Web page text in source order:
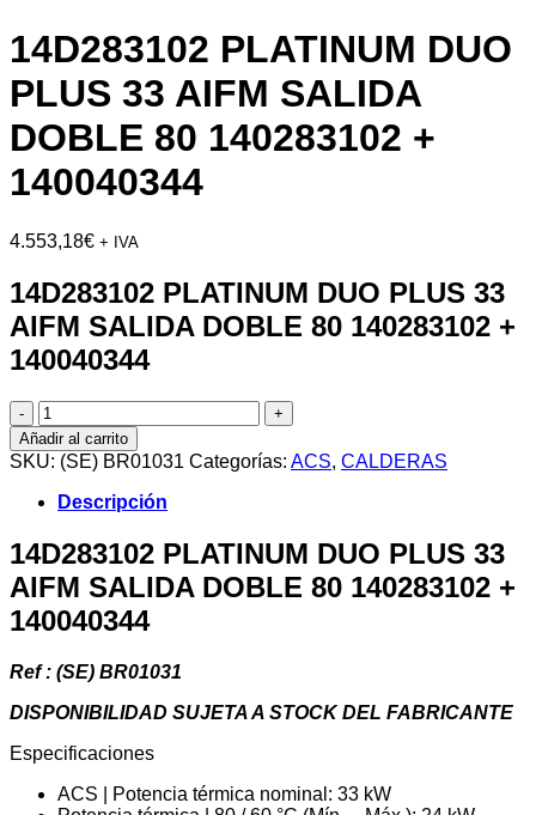
14D283102 PLATINUM DUO
PLUS 33 AIFM SALIDA
DOBLE 80 140283102 +
140040344
4.553,18€ + IVA
14D283102 PLATINUM DUO PLUS 33
AIFM SALIDA DOBLE 80 140283102 +
140040344
14D283102
PLATINUM
DUO
PLUS
33
AIFM
SALIDA
DOBLE
80
140283102
+
cantidad
Añadir al carrito
SKU: (SE) BR01031 Categorías: ACS, CALDERAS
Descripción
14D283102 PLATINUM DUO PLUS 33
AIFM SALIDA DOBLE 80 140283102 +
140040344
Ref : (SE) BR01031
DISPONIBILIDAD SUJETA A STOCK DEL FABRICANTE
Especificaciones
ACS | Potencia térmica nominal: 33 kW